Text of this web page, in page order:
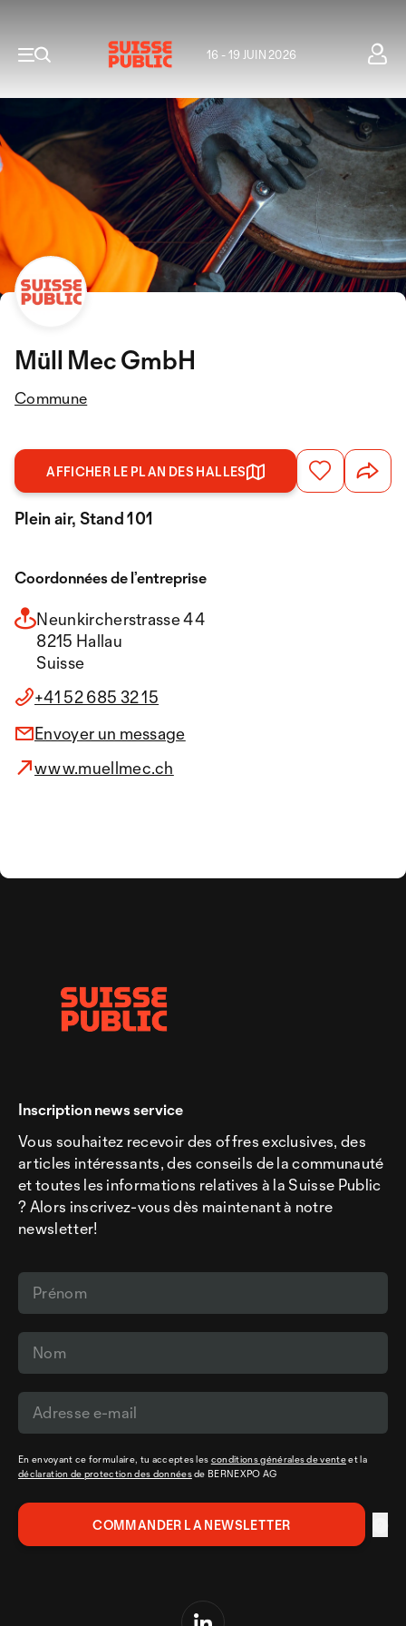
16 - 19 JUIN 2026
Müll Mec GmbH
Commune
AFFICHER LE PLAN DES HALLES
Plein air, Stand 101
Coordonnées de l’entreprise
Neunkircherstrasse 44
8215 Hallau
Suisse
+41 52 685 32 15
Envoyer un message
www.muellmec.ch
Inscription news service
Vous souhaitez recevoir des offres exclusives, des
articles intéressants, des conseils de la communauté
et toutes les informations relatives à la Suisse Public
? Alors inscrivez-vous dès maintenant à notre
newsletter!
En envoyant ce formulaire, tu acceptes les conditions générales de venteet la
déclaration de protection des donnéesde BERNEXPO AG